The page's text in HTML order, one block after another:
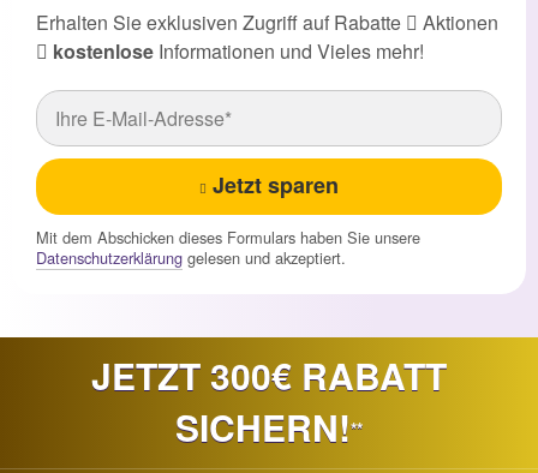
Erhalten Sie exklusiven Zugriff auf Rabatte
Aktionen
kostenlose Informationen und Vieles mehr!
Jetzt sparen
Mit dem Abschicken dieses Formulars haben Sie unsere
Datenschutzerklärung gelesen und akzeptiert.
JETZT 300€ RABATT
SICHERN!**